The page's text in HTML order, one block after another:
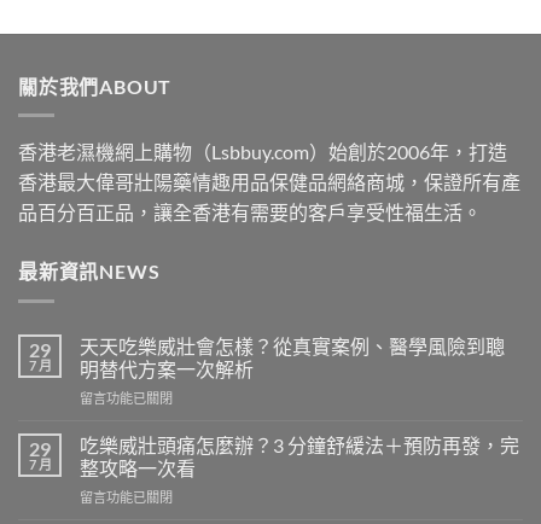
$489
關於我們ABOUT
香港老濕機網上購物（Lsbbuy.com）始創於2006年，打造
香港最大偉哥壯陽藥情趣用品保健品網絡商城，保證所有產
品百分百正品，讓全香港有需要的客戶享受性福生活。
最新資訊NEWS
29
7 月
天天吃樂威壯會怎樣？從真實案例、醫學風險到聰
明替代方案一次解析
在
天
吃
樂
威
留言功能已關閉
29
7 月
吃樂威壯頭痛怎麼辦？3 分鐘舒緩法＋預防再發，完
整攻略一次看
在
留言功能已關閉